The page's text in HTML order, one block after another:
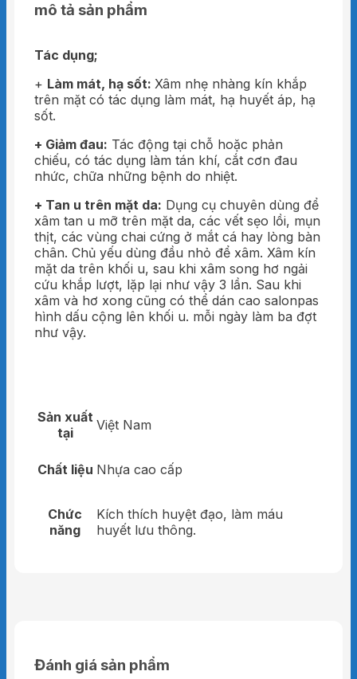
mô tả sản phẩm
Tác dụng;
+ Làm mát, hạ sốt: Xâm nhẹ nhàng kín khắp
trên mặt có tác dụng làm mát, hạ huyết áp, hạ
sốt.
+ Giảm đau: Tác động tại chỗ hoặc phản
chiếu, có tác dụng làm tán khí, cắt cơn đau
nhức, chữa những bệnh do nhiệt.
+ Tan u trên mặt da: Dụng cụ chuyên dùng để
xâm tan u mỡ trên mặt da, các vết sẹo lồi, mụn
thịt, các vùng chai cứng ở mắt cá hay lòng bàn
chân. Chủ yếu dùng đầu nhỏ để xâm. Xâm kín
mặt da trên khối u, sau khi xâm song hơ ngải
cứu khắp lượt, lặp lại như vậy 3 lần. Sau khi
xâm và hơ xong cũng có thể dán cao salonpas
hình dấu cộng lên khối u. mỗi ngày làm ba đợt
như vậy.
Sản xuất
tại
Việt Nam
Chất liệu Nhựa cao cấp
Chức
năng
Kích thích huyệt đạo, làm máu
huyết lưu thông.
Đánh giá sản phẩm